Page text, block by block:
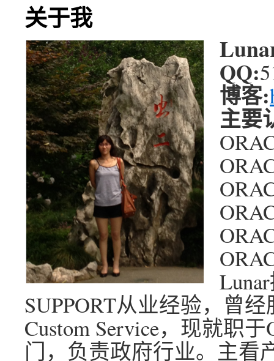
关于我
QQ:
博客:
主要
SUPPORT从业经验，曾
Custom Service，现就职于
门，负责政府行业。主看